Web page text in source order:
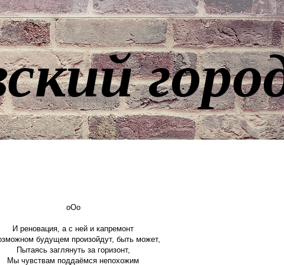
оОо
И реновация, а с ней и капремонт
будущем произойдут, быть может,
Пытаясь заглянуть за горизонт,
Мы чувствам поддаёмся непохожим